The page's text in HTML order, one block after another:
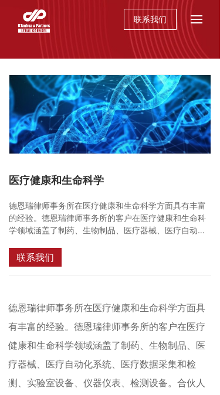
联系我们
医疗健康和生命科学
德恩瑞律师事务所在医疗健康和生命科学方面具有丰富
的经验。德恩瑞律师事务所的客户在医疗健康和生命科
学领域涵盖了制药、生物制品、医疗器械、医疗自动化
检测设备。合伙人及团队成员拥有专业的法律技能、丰
富的执业经验、开阔的国际视野和深厚的社会关系，能
联系我们
德恩瑞律师事务所在医疗健康和生命科学方面具
有丰富的经验。德恩瑞律师事务所的客户在医疗
健康和生命科学领域涵盖了制药、生物制品、医
疗器械、医疗自动化系统、医疗数据采集和检
测、实验室设备、仪器仪表、检测设备。合伙人